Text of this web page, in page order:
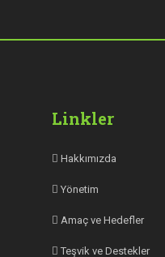
Linkler
Hakkımızda
Yönetim
Amaç ve Hedefler
Teşvik ve Destekler